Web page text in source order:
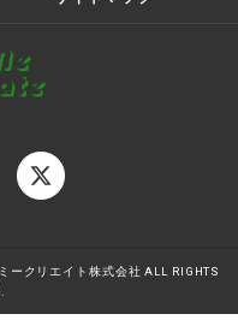
ークリエイト株式会社 ALL RIGHTS